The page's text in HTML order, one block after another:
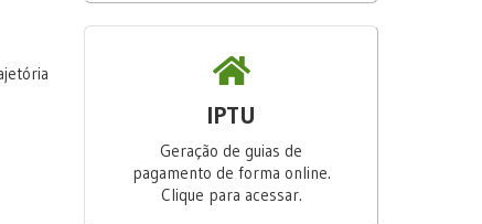
IPTU
Geração de guias de
pagamento de forma online.
Clique para acessar.